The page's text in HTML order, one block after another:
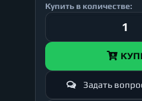
Купить в количестве:
Задать